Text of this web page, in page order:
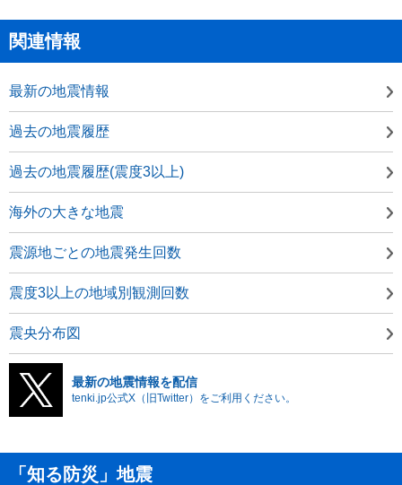
関連情報
最新の地震情報
過去の地震履歴
過去の地震履歴(震度3以上)
海外の大きな地震
震源地ごとの地震発生回数
震度3以上の地域別観測回数
震央分布図
最新の地震情報を配信
tenki.jp公式X（旧Twitter）をご利用ください。
「知る防災」地震